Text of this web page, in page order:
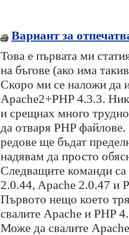
Вариант за
Това е първата ми
на бъгове (ако има
Скоро ми се наложи да
Apache2+PHP 4.3.3.
и срещнах много
да отваря PHP
редове ще бъдат
надявам да просто
Следващите команди
2.0.44, Apache 2.0.47 и
Първото нещо което
свалите Apache и PHP
Може да свалите